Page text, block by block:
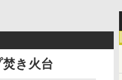
き火台